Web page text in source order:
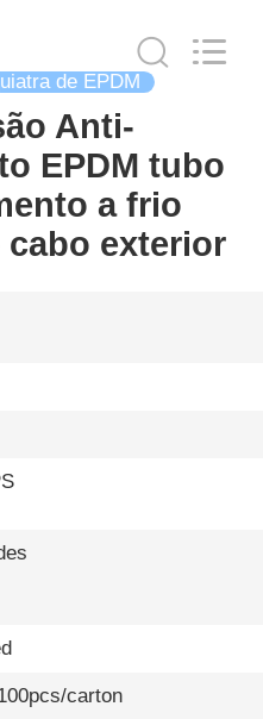
de EPDM
Anti-
EPDM tubo
a frio
exterior
carton